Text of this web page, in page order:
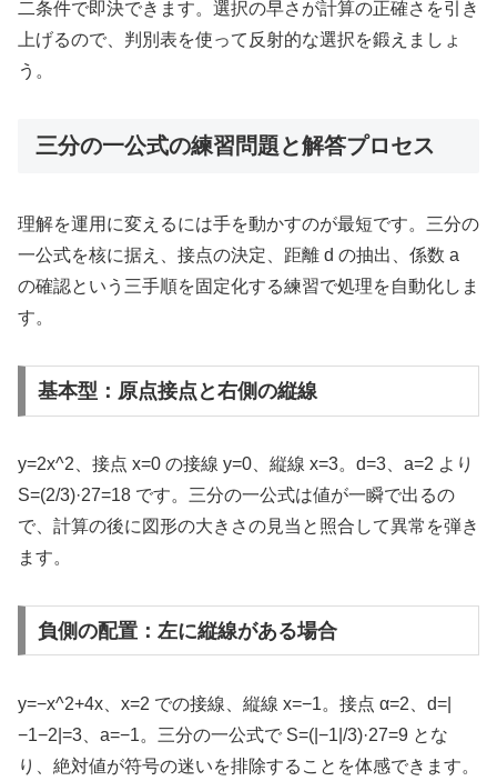
二条件で即決できます。選択の早さが計算の正確さを引き
上げるので、判別表を使って反射的な選択を鍛えましょ
う。
三分の一公式の練習問題と解答プロセス
理解を運用に変えるには手を動かすのが最短です。三分の
一公式を核に据え、接点の決定、距離 d の抽出、係数 a
の確認という三手順を固定化する練習で処理を自動化しま
す。
基本型：原点接点と右側の縦線
y=2x^2、接点 x=0 の接線 y=0、縦線 x=3。d=3、a=2 より
S=(2/3)·27=18 です。三分の一公式は値が一瞬で出るの
で、計算の後に図形の大きさの見当と照合して異常を弾き
ます。
負側の配置：左に縦線がある場合
y=−x^2+4x、x=2 での接線、縦線 x=−1。接点 α=2、d=|
−1−2|=3、a=−1。三分の一公式で S=(|−1|/3)·27=9 とな
り、絶対値が符号の迷いを排除することを体感できます。